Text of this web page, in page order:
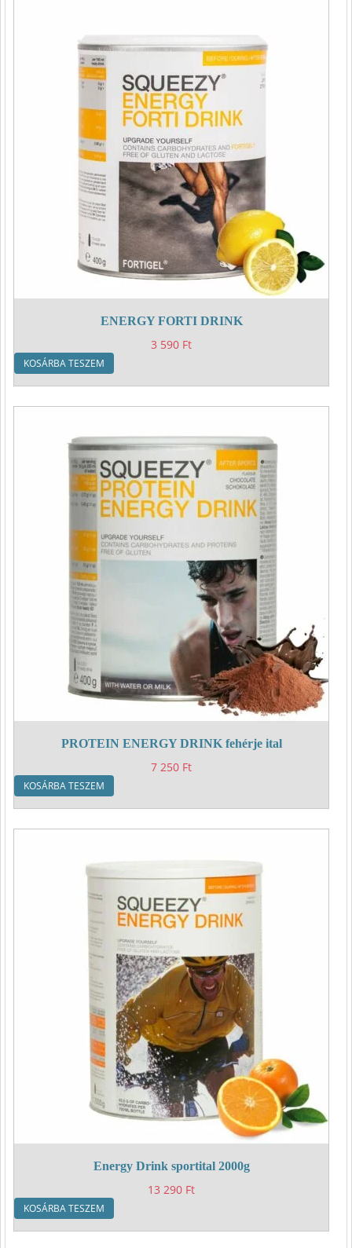
ENERGY FORTI DRINK
3 590 Ft
KOSÁRBA TESZEM
PROTEIN ENERGY DRINK fehérje ital
7 250 Ft
KOSÁRBA TESZEM
Energy Drink sportital 2000g
13 290 Ft
KOSÁRBA TESZEM